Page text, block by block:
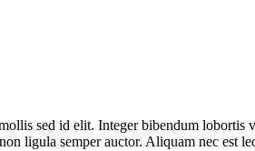
sed id elit. Integer bibendum
ligula semper auctor. Aliquam nec est